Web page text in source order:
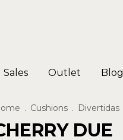
Outlet Blog
. Cushions . Divertidas
DUE